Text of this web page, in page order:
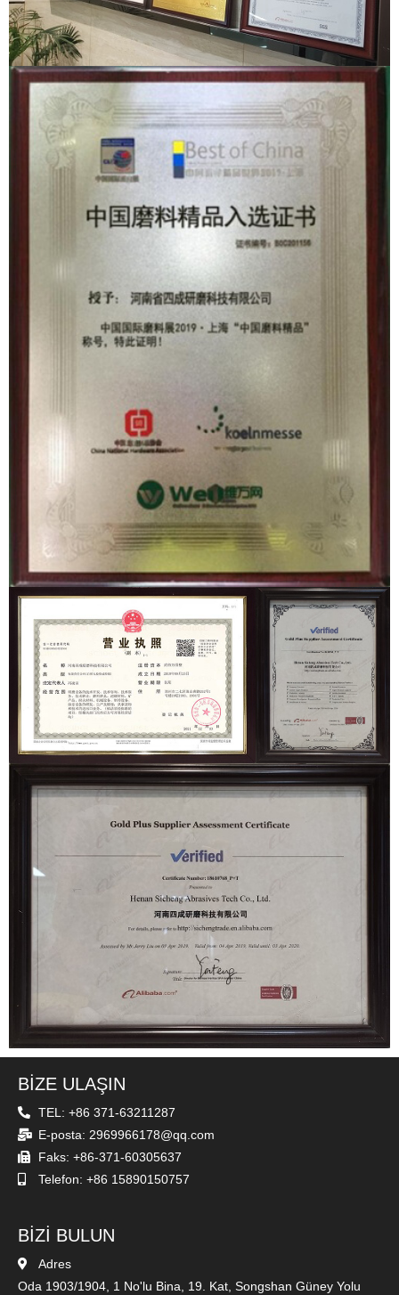
BİZE ULAŞIN
TEL: +86 371-63211287
E-posta: 2969966178@qq.com
Faks: +86-371-60305637
Telefon: +86 15890150757
BİZİ BULUN
Adres
Oda 1903/1904, 1 No'lu Bina, 19. Kat, Songshan Güney Yolu